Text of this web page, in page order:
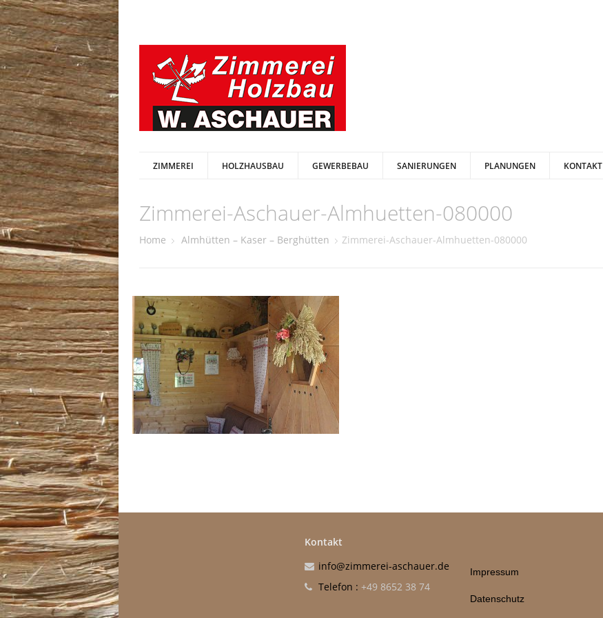
ZIMMEREI HOLZHAUSBAU GEWERBEBAU SANIERUNGEN PLANUNGEN KONTAKT
Zimmerei-Aschauer-Almhuetten-080000
Home Almhütten – Kaser – Berghütten Zimmerei-Aschauer-Almhuetten-080000
Kontakt
info@zimmerei-aschauer.de
Telefon : +49 8652 38 74
Impressum
Datenschutz